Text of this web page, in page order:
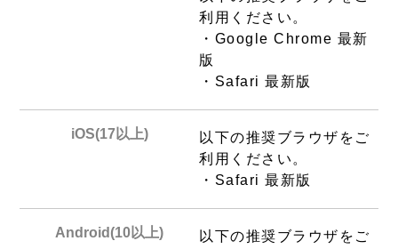
利用ください。
・Google Chrome 最新
版
・Safari 最新版
iOS(17以上)
以下の推奨ブラウザをご
利用ください。
・Safari 最新版
Android(10以上)
以下の推奨ブラウザをご